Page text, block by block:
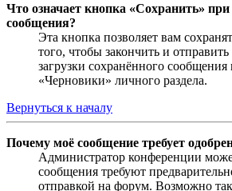
Что означает кнопка «Сохранить» при
сообщения?
Эта кнопка позволяет вам
того, чтобы закончить и
загрузки сохранённого
«Черновики» личного раздела.
Вернуться к началу
Почему моё сообщение требует
Администратор конференции
сообщения требуют
отправкой на форум. Возможно